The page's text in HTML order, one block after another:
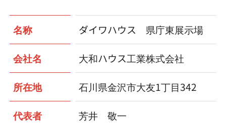
名称 ダイワハウス 県庁東展示場
会社名 大和ハウス工業株式会社
所在地 石川県金沢市大友1丁目342
代表者 芳井 敬一